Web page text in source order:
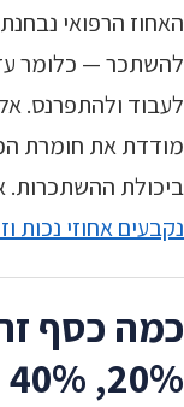
האחוז הרפואי
להשתכר — כלומר
לעבוד ולהתפרנס.
מודדת את חומרת
ביכולת
נקבעים אחוזי נכות
כמה כסף
20%, 40% ולצמיתות